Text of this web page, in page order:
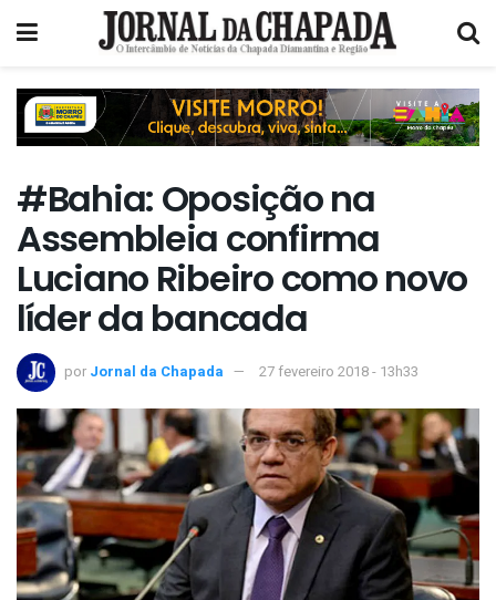
#Bahia: Oposição na
Assembleia confirma
Luciano Ribeiro como novo
líder da bancada
por Jornal da Chapada 27 fevereiro 2018 - 13h33